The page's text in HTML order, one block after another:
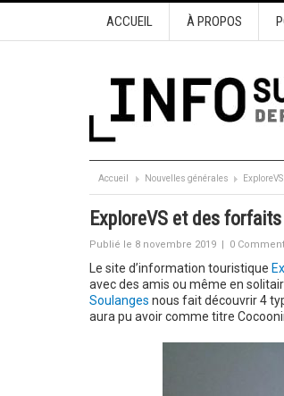
ACCUEIL À PROPOS
Accueil Nouvelles générales
ExploreVS et des
Publié le 8 novembre 2019 | 0
Le site d’information touristique
avec des amis ou même en
Soulanges nous fait découvrir 4
aura pu avoir comme titre